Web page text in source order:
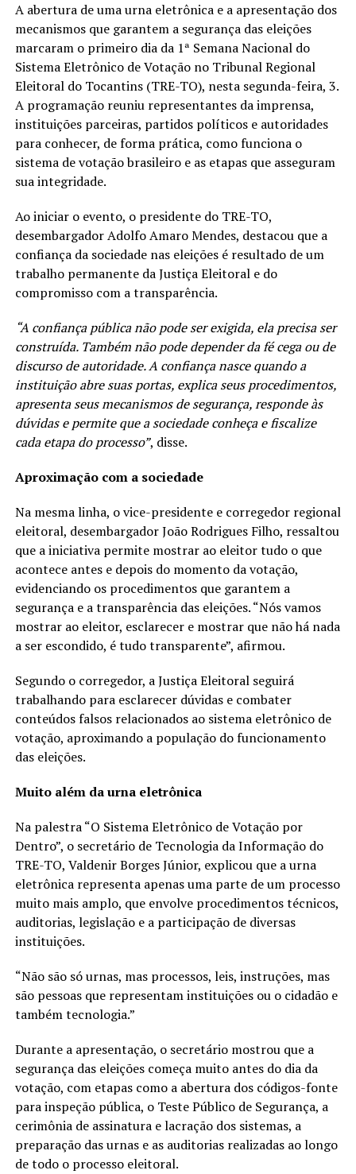
A abertura de uma urna eletrônica e a apresentação dos
mecanismos que garantem a segurança das eleições
marcaram o primeiro dia da 1ª Semana Nacional do
Sistema Eletrônico de Votação no Tribunal Regional
Eleitoral do Tocantins (TRE-TO), nesta segunda-feira, 3.
A programação reuniu representantes da imprensa,
instituições parceiras, partidos políticos e autoridades
para conhecer, de forma prática, como funciona o
sistema de votação brasileiro e as etapas que asseguram
sua integridade.
Ao iniciar o evento, o presidente do TRE-TO,
desembargador Adolfo Amaro Mendes, destacou que a
confiança da sociedade nas eleições é resultado de um
trabalho permanente da Justiça Eleitoral e do
compromisso com a transparência.
“A confiança pública não pode ser exigida, ela precisa ser
construída. Também não pode depender da fé cega ou de
discurso de autoridade. A confiança nasce quando a
instituição abre suas portas, explica seus procedimentos,
apresenta seus mecanismos de segurança, responde às
dúvidas e permite que a sociedade conheça e fiscalize
cada etapa do processo”, disse.
Aproximação com a sociedade
Na mesma linha, o vice-presidente e corregedor regional
eleitoral, desembargador João Rodrigues Filho, ressaltou
que a iniciativa permite mostrar ao eleitor tudo o que
acontece antes e depois do momento da votação,
evidenciando os procedimentos que garantem a
segurança e a transparência das eleições. “Nós vamos
mostrar ao eleitor, esclarecer e mostrar que não há nada
a ser escondido, é tudo transparente”, afirmou.
Segundo o corregedor, a Justiça Eleitoral seguirá
trabalhando para esclarecer dúvidas e combater
conteúdos falsos relacionados ao sistema eletrônico de
votação, aproximando a população do funcionamento
das eleições.
Muito além da urna eletrônica
Na palestra “O Sistema Eletrônico de Votação por
Dentro”, o secretário de Tecnologia da Informação do
TRE-TO, Valdenir Borges Júnior, explicou que a urna
eletrônica representa apenas uma parte de um processo
muito mais amplo, que envolve procedimentos técnicos,
auditorias, legislação e a participação de diversas
instituições.
“Não são só urnas, mas processos, leis, instruções, mas
são pessoas que representam instituições ou o cidadão e
também tecnologia.”
Durante a apresentação, o secretário mostrou que a
segurança das eleições começa muito antes do dia da
votação, com etapas como a abertura dos códigos-fonte
para inspeção pública, o Teste Público de Segurança, a
cerimônia de assinatura e lacração dos sistemas, a
preparação das urnas e as auditorias realizadas ao longo
de todo o processo eleitoral.